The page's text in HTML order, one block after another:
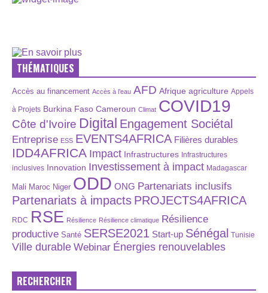
THÉMATIQUES
Accès au financement Accès à l’eau AFD Afrique agriculture Appels
à Projets Burkina Faso Cameroun Climat COVID19
Côte d'Ivoire Digital Engagement Sociétal
Entreprise ESS EVENTS4AFRICA Filières durables
IDD4AFRICA Impact Infrastructures Infrastructures
inclusives Innovation Investissement à impact Madagascar
Mali Maroc Niger ODD ONG Partenariats inclusifs
Partenariats à impacts PROJECTS4AFRICA
RDC RSE Résilience Résilience climatique Résilience
productive Santé SERSE2021 Start-up Sénégal Tunisie
Ville durable Webinar Énergies renouvelables
RECHERCHER